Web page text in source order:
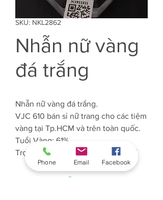
SKU: NKL2862
Nhẫn nữ vàng
đá trắng
Nhẫn nữ vàng đá trắng.
VJC 610 bán sỉ nữ trang cho các tiệm
vàng tại Tp.HCM và trên toàn quốc.
Tuổi Vàng: 61%
Trọng lượng Vàng: Khoảng 0.6 chỉ
Phone Email Facebook